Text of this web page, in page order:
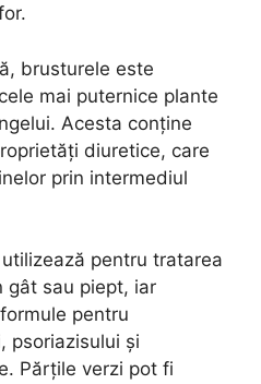
brusturele este
mai puternice plante
Acesta conține
diuretice, care
prin intermediul
pentru tratarea
gât sau piept, iar
pentru
psoriazisului și
Părțile verzi pot fi